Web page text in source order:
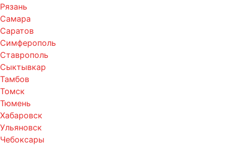
Рязань
Самара
Саратов
Симферополь
Ставрополь
Сыктывкар
Тамбов
Томск
Тюмень
Хабаровск
Ульяновск
Чебоксары